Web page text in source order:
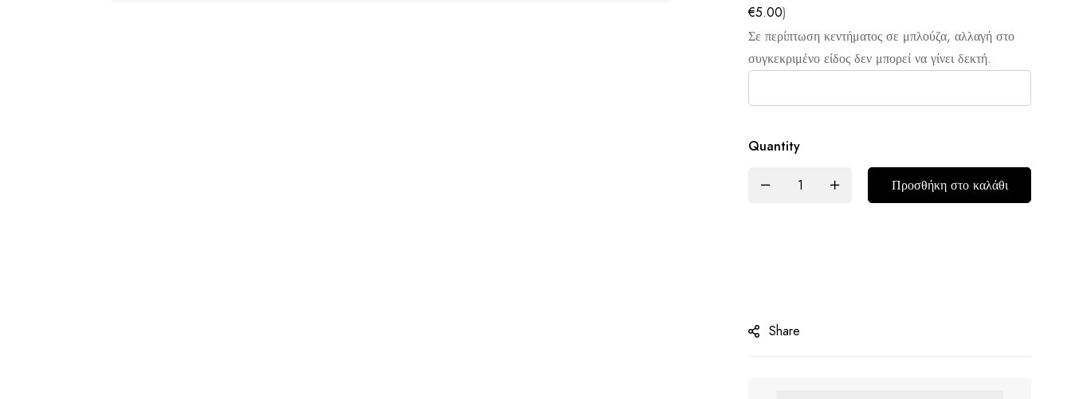
€5.00)
Σε περίπτωση κεντήματος σε μπλούζα, αλλαγή στο
συγκεκριμένο είδος δεν μπορεί να γίνει δεκτή.
Quantity
Προσθήκη στο καλάθι
Share